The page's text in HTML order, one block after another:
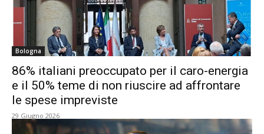
Bologna
86% italiani preoccupato per il caro-energia
e il 50% teme di non riuscire ad affrontare
le spese impreviste
29 Giugno 2026